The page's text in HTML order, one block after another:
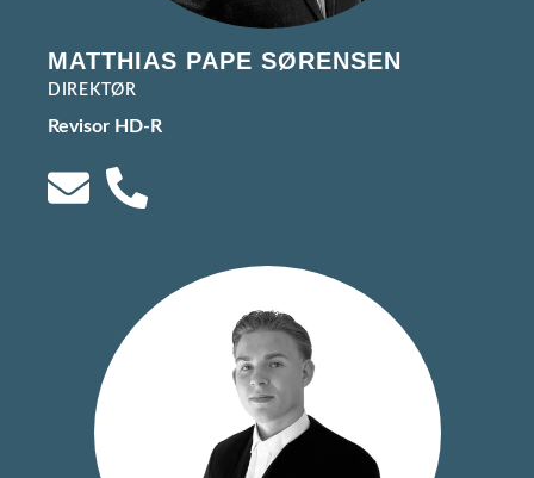
MATTHIAS PAPE SØRENSEN
DIREKTØR
Revisor HD-R